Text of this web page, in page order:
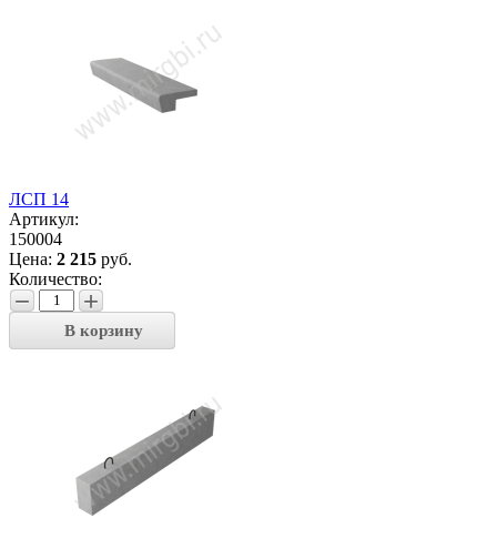
ЛСП 14
Артикул:
150004
Цена: 2 215 руб.
Количество:
− +
В корзину